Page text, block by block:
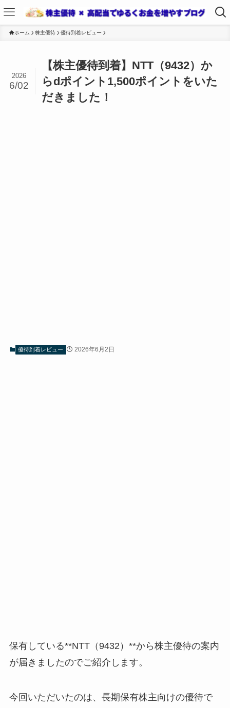
ホーム 株主優待 優待到着レビュー
【株主優待到着】NTT（9432）か
らdポイント1,500ポイントをいた
だきました！
2026
6/02
優待到着レビュー 2026年6月2日
保有している**NTT（9432）**から株主優待の案内
が届きましたのでご紹介します。
今回いただいたのは、長期保有株主向けの優待で